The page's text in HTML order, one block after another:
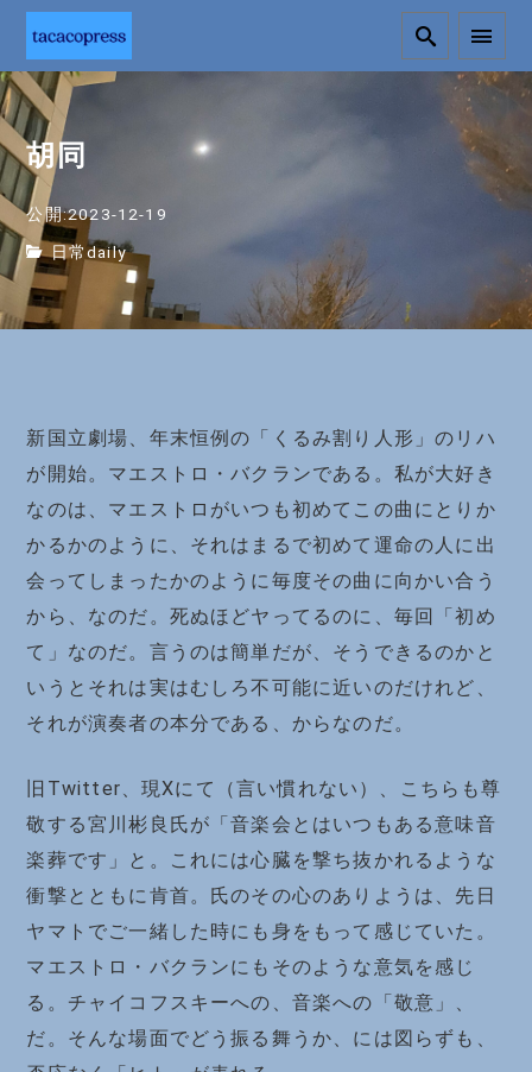
胡同
公開:2023-12-19
日常daily
新国立劇場、年末恒例の「くるみ割り人形」のリハ
が開始。マエストロ・バクランである。私が大好き
なのは、マエストロがいつも初めてこの曲にとりか
かるかのように、それはまるで初めて運命の人に出
会ってしまったかのように毎度その曲に向かい合う
から、なのだ。死ぬほどヤってるのに、毎回「初め
て」なのだ。言うのは簡単だが、そうできるのかと
いうとそれは実はむしろ不可能に近いのだけれど、
それが演奏者の本分である、からなのだ。
旧Twitter、現Xにて（言い慣れない）、こちらも尊
敬する宮川彬良氏が「音楽会とはいつもある意味音
楽葬です」と。これには心臓を撃ち抜かれるような
衝撃とともに肯首。氏のその心のありようは、先日
ヤマトでご一緒した時にも身をもって感じていた。
マエストロ・バクランにもそのような意気を感じ
る。チャイコフスキーへの、音楽への「敬意」、
だ。そんな場面でどう振る舞うか、には図らずも、